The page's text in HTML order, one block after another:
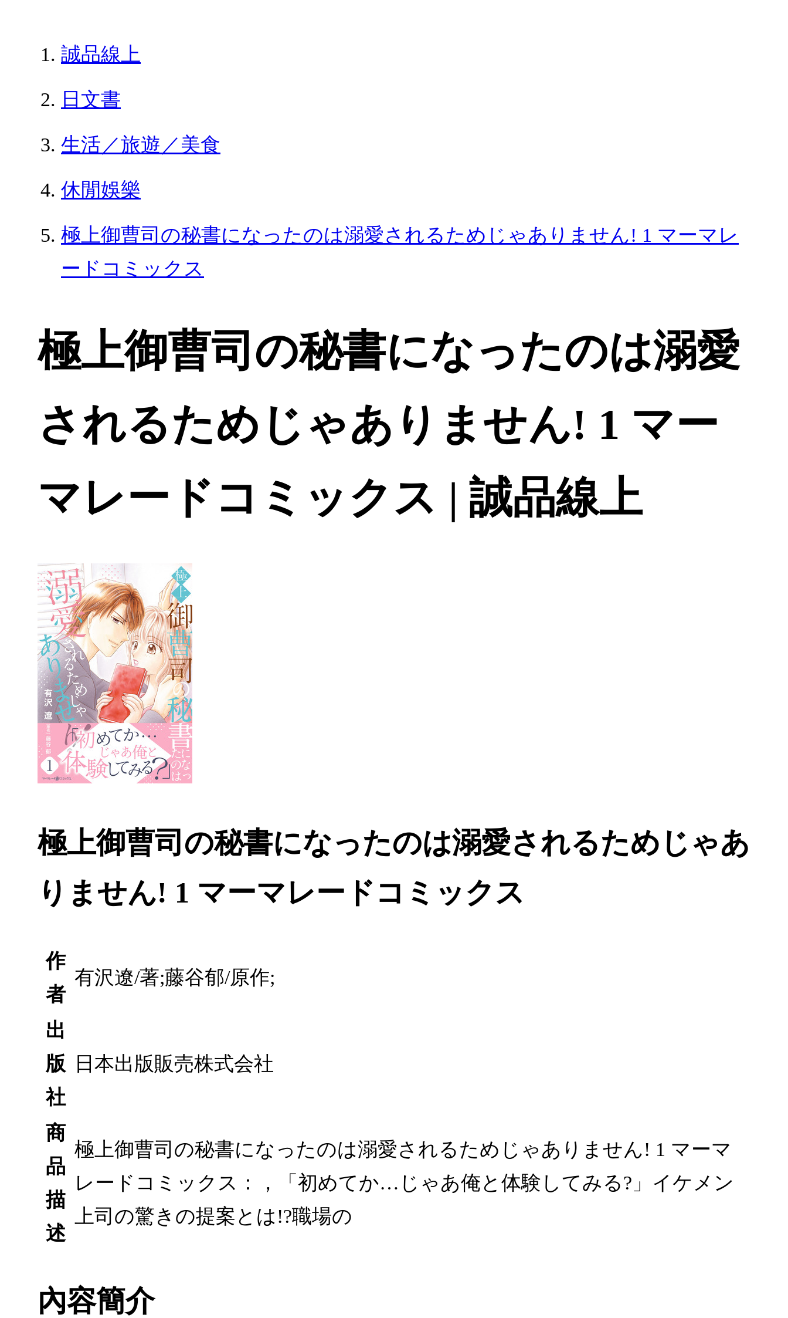
誠品線上
日文書
生活／旅遊／美食
休閒娛樂
極上御曹司の秘書になったのは溺愛されるためじゃありません! 1 マーマレ
ードコミックス
極上御曹司の秘書になったのは溺愛
されるためじゃありません! 1 マー
マレードコミックス | 誠品線上
極上御曹司の秘書になったのは溺愛されるためじゃあ
りません! 1 マーマレードコミックス
作
者
有沢遼/著;藤谷郁/原作;
出
版
社
日本出版販売株式会社
商
品
描
述
極上御曹司の秘書になったのは溺愛されるためじゃありません! 1 マーマ
レードコミックス：，「初めてか…じゃあ俺と体験してみる?」イケメン
上司の驚きの提案とは!?職場の
內容簡介